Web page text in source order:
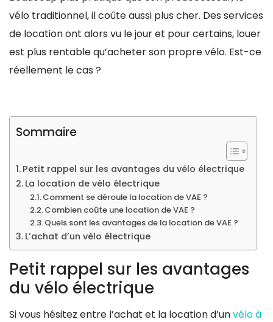
vélo traditionnel, il coûte aussi plus cher. Des services
de location ont alors vu le jour et pour certains, louer
est plus rentable qu’acheter son propre vélo. Est-ce
réellement le cas ?
Sommaire
Petit rappel sur les avantages du vélo électrique
La location de vélo électrique
Comment se déroule la location de VAE ?
Combien coûte une location de VAE ?
Quels sont les avantages de la location de VAE ?
L’achat d’un vélo électrique
Petit rappel sur les avantages
du vélo électrique
Si vous hésitez entre l’achat et la location d’unvélo à